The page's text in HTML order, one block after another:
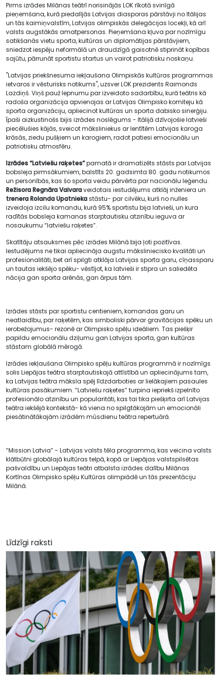
Pirms izrādes Milānas teātrī norisinājās LOK rīkotā svinīgā
pieņemšana, kurā piedalījās Latvijas diasporas pārstāvji no Itālijas
un tās kaimiņvalstīm, Latvijas olimpiskās delegācijas locekļi, kā arī
valsts augstākās amatpersonas. Pieņemšana kļuva par nozīmīgu
satikšanās vietu sporta, kultūras un diplomātijas pārstāvjiem,
sniedzot iespēju neformālā un draudzīgā gaisotnē stiprināt kopības
sajūtu, pārrunāt sportistu startus un vairot patriotisku noskaņu.
"Latvijas priekšnesuma iekļaušana Olimpiskās kultūras programmas
ietvaros ir vēsturisks notikums", uzsver LOK prezidents Raimonds
Lazdiņš. Viņš pauž lepnumu par izveidoto sadarbību, kurā teātris kā
radoša organizācija apvienojas ar Latvijas Olimpisko komiteju kā
sporta organizāciju, apliecinot kultūras un sporta dabisko sinerģiju.
Īpaši aizkustinošs bijis izrādes noslēgums - Itālijā dzīvojošie latvieši
piecēlušies kājās, sveicot māksliniekus ar lentītēm Latvijas karoga
krāsās, ziedu pušķiem un karogiem, radot patiesi emocionālu un
patriotisku atmosfēru.
Izrādes“Latviešu raķetes”pamatā ir dramatizēts stāsts par Latvijas
bobsleja pirmsākumiem, balstīts 20. gadsimta 80. gadu notikumos
un personībās, kas šo sporta veidu pārvērta par nacionālu leģendu.
RežisoraRegnāra Vaivaraveidotais iestudējums atklāj inženiera un
trenera RolandaUpatniekastāstu- par cilvēku, kurš no nulles
izveidoja izcilu komandu, kurā 95% sportistu bija latvieši, un kura
radītās bobsleja kamanas starptautisku atzinību ieguva ar
nosaukumu “latviešu raķetes”.
Skatītāju atsauksmes pēc izrādes Milānā bija ļoti pozitīvas.
Iestudējums ne tikai apliecināja augstu māksliniecisko kvalitāti un
profesionalitāti, bet arī spilgti atklāja Latvijas sporta garu, cīņassparu
un tautas iekšējo spēku- vēstījot, ka latvieši ir stipra un saliedēta
nācija gan sporta arēnās, gan ārpus tām.
Izrādes stāsts par sportistu centieniem, komandas garu un
neatlaidību, par raķetēm, kas simboliski pārvar gravitācijas spēku un
ierobežojumus- rezonē ar Olimpisko spēļu ideāliem. Tas piešķir
papildu emocionālu dziļumu gan Latvijas sporta, gan kultūras
stāstam globālā mērogā.
Izrādes iekļaušana Olimpisko spēļu kultūras programmā ir nozīmīgs
solis Liepājas teātra starptautiskajā attīstībā un apliecinājums tam,
ka Latvijas teātra māksla spēj līdzdarboties ar lielākajiem pasaules
kultūras pasākumiem. “Latviešu raķetes” turpina iepriekš izpelnīto
profesionālo atzinību un popularitāti, kas tai tika piešķirta arī Latvijas
teātra iekšējā kontekstā- kā viena no spilgtākajām un emocionāli
piesātinātākajām izrādēm mūsdienu teātra repertuārā.
“Mission Latvia” - Latvijas valsts tēla programma, kas veicina valsts
klātbūtni globālajā kultūras telpā, kopā ar Liepājas valstspilsētas
pašvaldību un Liepājas teātri atbalsta izrādes dalību Milānas
Kortīnas Olimpisko spēļu Kultūras olimpiādē un tās prezentāciju
Milānā.
Līdzīgi raksti